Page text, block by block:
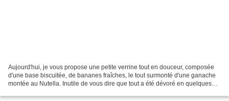
Aujourd'hui, je vous propose une petite verrine tout en douceur, composée
d'une base biscuitée, de bananes fraîches, le tout surmonté d'une ganache
montée au Nutella. Inutile de vous dire que tout a été dévoré en quelques